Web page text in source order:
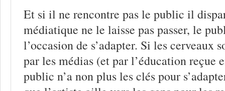
Et si il ne rencontre pas le public il
médiatique ne le laisse pas passer, le
l’occasion de s’adapter. Si les cerveaux
par les médias (et par l’éducation reçue
public n’a non plus les clés pour